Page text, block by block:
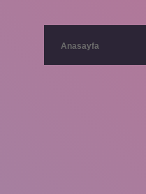
Anasayfa